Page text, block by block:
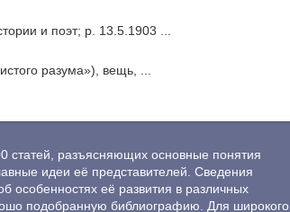
и поэт; р. 13.5.1903 ...
разума»), вещь, ...
статей, разъясняющих основные понятия
идеи её представителей. Сведения
особенностях её развития в различных
подобранную библиографию. Для широкого